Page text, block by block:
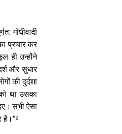
गाँधीवादी
प्रचार कर
ही उन्होंने
और सुधार
की दुर्दशा
था उसका
सभी ऐसा
है।”⁹